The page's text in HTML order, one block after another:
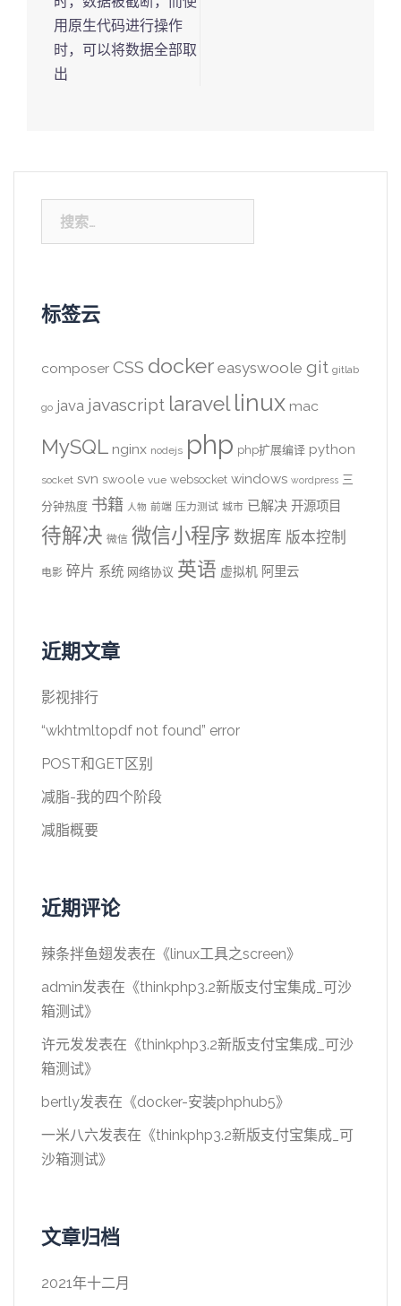
用原生代码进行操作
时，可以将数据全部取
出
索：
标签云
composer CSS docker easyswoole git gitlab
go java javascript laravel linux mac
MySQL nginx nodejs php php扩展编译 python
socket svn swoole vue websocket windows wordpress 三
分钟热度 书籍 人物 前端 压力测试 城市 已解决 开源项目
待解决 微信 微信小程序 数据库 版本控制
电影 碎片 系统 网络协议 英语 虚拟机 阿里云
近期文章
影视排行
“wkhtmltopdf not found” error
POST和GET区别
减脂-我的四个阶段
减脂概要
近期评论
辣条拌鱼翅发表在《linux工具之screen》
admin发表在《thinkphp3.2新版支付宝集成_可沙
箱测试》
许元发发表在《thinkphp3.2新版支付宝集成_可沙
箱测试》
bertly发表在《docker-安装phphub5》
一米八六发表在《thinkphp3.2新版支付宝集成_可
沙箱测试》
文章归档
2021年十二月